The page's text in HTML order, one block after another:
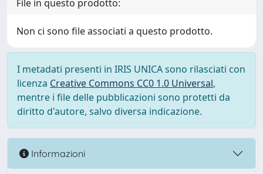
File in questo prodotto:
Non ci sono file associati a questo prodotto.
I metadati presenti in IRIS UNICA sono rilasciati con
licenza Creative Commons CC0 1.0 Universal,
mentre i file delle pubblicazioni sono protetti da
diritto d'autore, salvo diversa indicazione.
Informazioni